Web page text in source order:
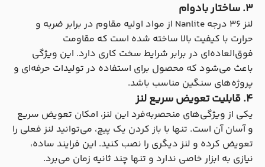
۳. ساختار بادوام
لنز 36 درجه Nanlite از مواد اولیه مقاوم در برابر ضربه و
حرارت با کیفیت بالا ساخته شده است که مقاومت
فوق‌العاده‌ای در برابر شرایط سخت کاری دارد. این ویژگی
باعث می‌شود که محصول برای استفاده در تولیدات حرفه‌ای و
پروژه‌های سنگین مناسب باشد.
۴. قابلیت تعویض سریع لنز
یکی از ویژگی‌های منحصربه‌فرد این لنز، امکان تعویض سریع
و آسان آن است. تنها با باز کردن یک پیچ، می‌توانید لنز فعلی را
تعویض کرده و لنز دیگری را نصب کنید. این فرایند ساده،
نیازی به ابزار خاصی ندارد و تنها چند ثانیه زمان می‌برد.